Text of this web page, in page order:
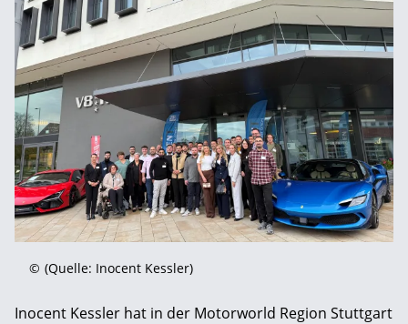
© (Quelle: Inocent Kessler)
Inocent Kessler hat in der Motorworld Region Stuttgart